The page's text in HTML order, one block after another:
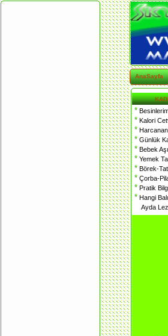
AnaSayfa
*
* Kalori
*
* Günlük
* Bebek
* Yemek
* Börek-
* Çorba-
* Pratik
* Hangi
Ayda